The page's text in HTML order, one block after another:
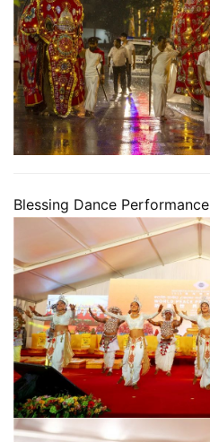
Blessing Dance Performance